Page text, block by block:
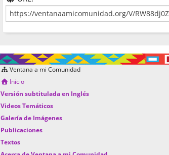
Ventana a mi Comunidad
Inicio
Versión subtitulada en Inglés
Videos Temáticos
Galería de Imágenes
Publicaciones
Textos